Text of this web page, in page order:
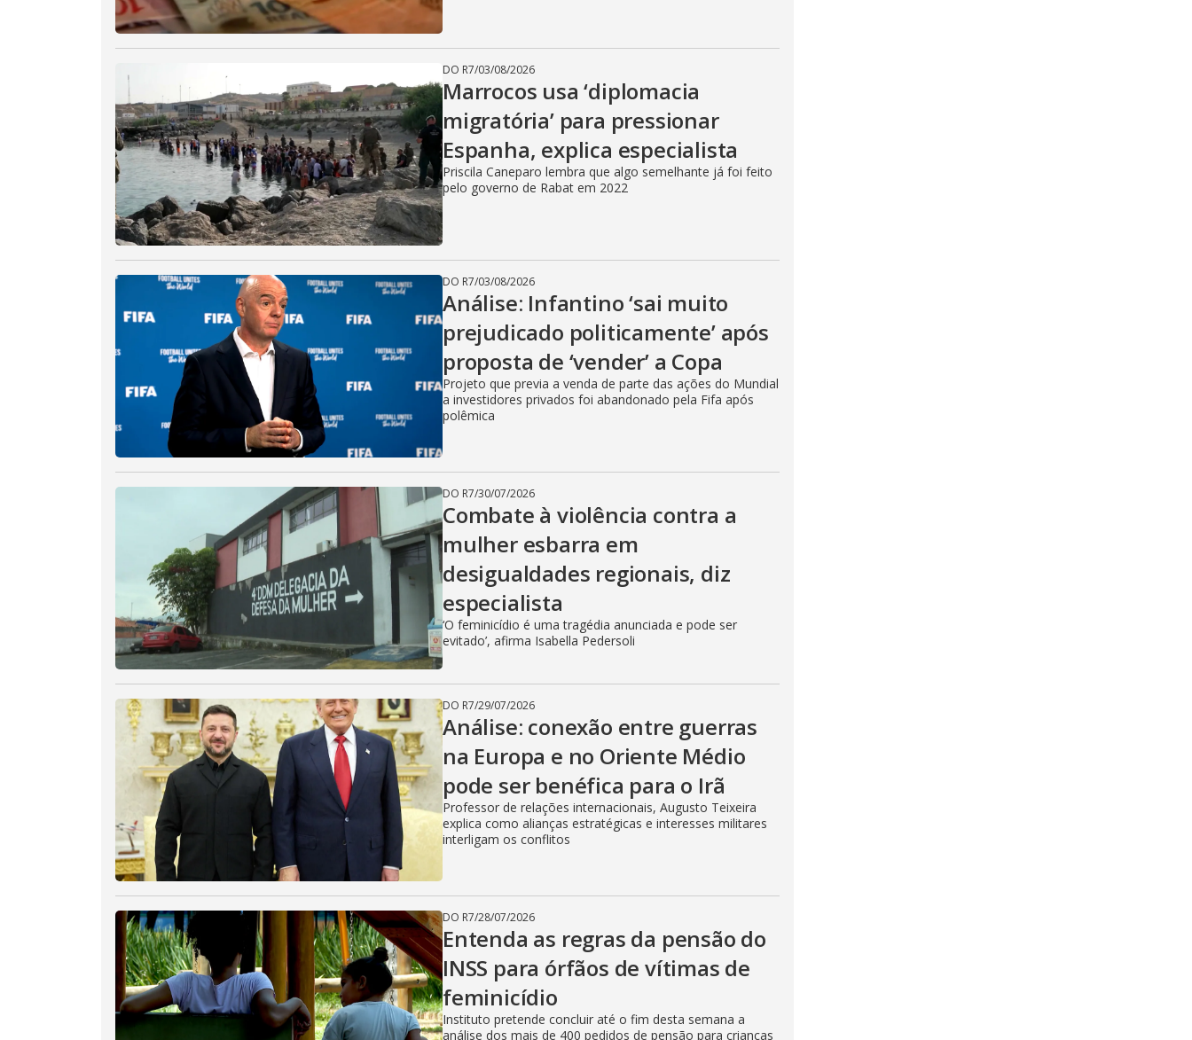
DO R7/03/08/2026
Marrocos usa ‘diplomacia
migratória’ para pressionar
Espanha, explica especialista
Priscila Caneparo lembra que algo semelhante já foi feito
pelo governo de Rabat em 2022
DO R7/03/08/2026
Análise: Infantino ‘sai muito
prejudicado politicamente’ após
proposta de ‘vender’ a Copa
Projeto que previa a venda de parte das ações do Mundial
a investidores privados foi abandonado pela Fifa após
polêmica
DO R7/30/07/2026
Combate à violência contra a
mulher esbarra em
desigualdades regionais, diz
especialista
‘O feminicídio é uma tragédia anunciada e pode ser
evitado’, afirma Isabella Pedersoli
DO R7/29/07/2026
Análise: conexão entre guerras
na Europa e no Oriente Médio
pode ser benéfica para o Irã
Professor de relações internacionais, Augusto Teixeira
explica como alianças estratégicas e interesses militares
interligam os conflitos
DO R7/28/07/2026
Entenda as regras da pensão do
INSS para órfãos de vítimas de
feminicídio
Instituto pretende concluir até o fim desta semana a
análise dos mais de 400 pedidos de pensão para crianças